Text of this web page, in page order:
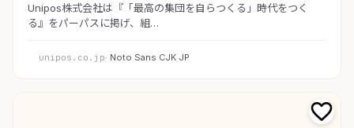
Unipos株式会社は『「最高の集団を自らつくる」時代をつく
る』をパーパスに掲げ、組…
unipos.co.jp· Noto Sans CJK JP